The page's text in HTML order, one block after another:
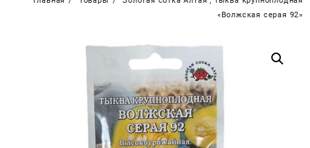
«Волжская серая 92»